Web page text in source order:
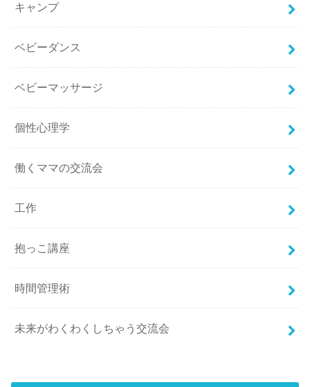
キャンプ
ベビーダンス
ベビーマッサージ
個性心理学
働くママの交流会
工作
抱っこ講座
時間管理術
未来がわくわくしちゃう交流会